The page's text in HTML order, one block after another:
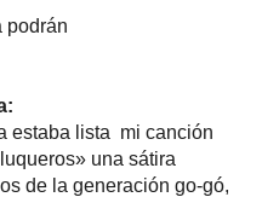
podrán
estaba lista mi canción
una sátira
de la generación go-gó,